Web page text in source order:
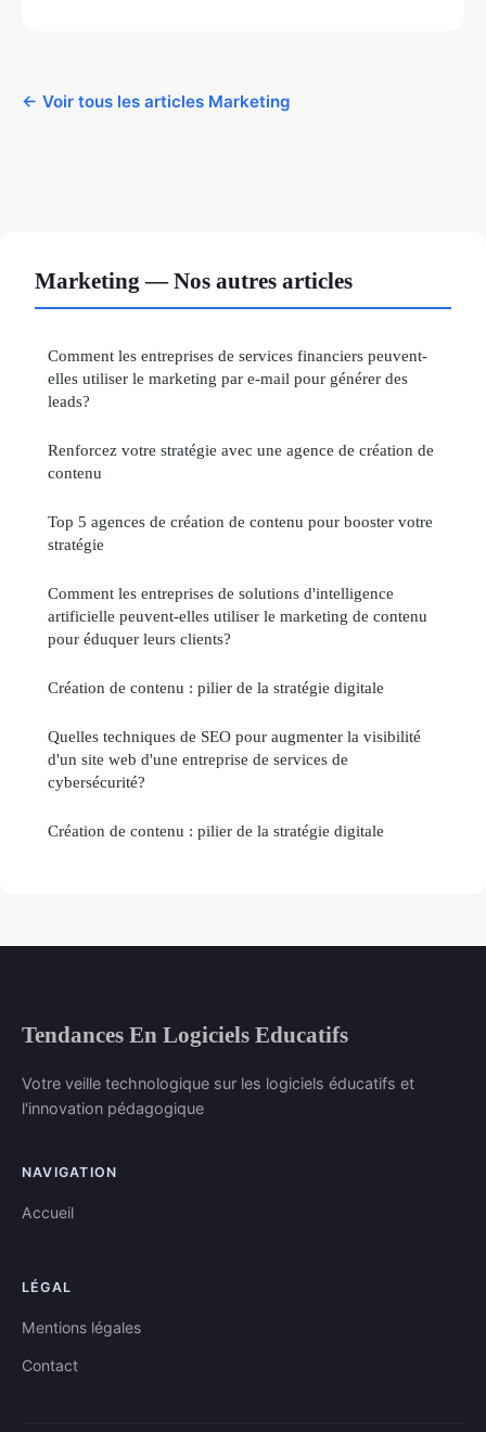
← Voir tous les articles Marketing
Marketing — Nos autres articles
Comment les entreprises de services financiers peuvent-
elles utiliser le marketing par e-mail pour générer des
leads?
Renforcez votre stratégie avec une agence de création de
contenu
Top 5 agences de création de contenu pour booster votre
stratégie
Comment les entreprises de solutions d'intelligence
artificielle peuvent-elles utiliser le marketing de contenu
pour éduquer leurs clients?
Création de contenu : pilier de la stratégie digitale
Quelles techniques de SEO pour augmenter la visibilité
d'un site web d'une entreprise de services de
cybersécurité?
Création de contenu : pilier de la stratégie digitale
Tendances En Logiciels Educatifs
Votre veille technologique sur les logiciels éducatifs et
l'innovation pédagogique
NAVIGATION
Accueil
LÉGAL
Mentions légales
Contact